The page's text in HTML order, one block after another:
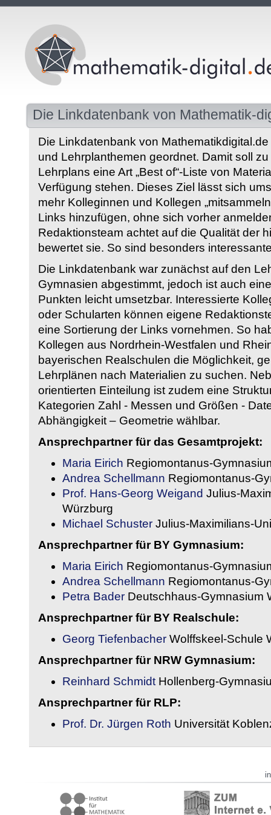
Die Linkdatenbank von Mathematik-
Die Linkdatenbank von
und Lehrplanthemen geordnet. Damit soll
Lehrplans eine Art „Best of“-Liste von
Verfügung stehen. Dieses Ziel lässt sich
mehr Kolleginnen und Kollegen
Links hinzufügen, ohne sich vorher
Redaktionsteam achtet auf die Qualität der
bewertet sie. So sind besonders
Die Linkdatenbank war zunächst auf den
Gymnasien abgestimmt, jedoch ist auch
Punkten leicht umsetzbar. Interessierte
oder Schularten können eigene
eine Sortierung der Links vornehmen. So
Kollegen aus Nordrhein-Westfalen und
bayerischen Realschulen die Möglichkeit,
Lehrplänen nach Materialien zu suchen.
orientierten Einteilung ist zudem eine
Kategorien Zahl - Messen und Größen -
Abhängigkeit – Geometrie wählbar.
Ansprechpartner für das Gesamtprojekt:
Maria Eirich Regiomontanus-
Andrea Schellmann Regiomontanus-
Prof. Hans-Georg Weigand Julius-
Würzburg
Michael Schuster Julius-Maximilians-
Ansprechpartner für BY Gymnasium:
Maria Eirich Regiomontanus-
Andrea Schellmann Regiomontanus-
Petra Bader Deutschhaus-Gymnasium
Ansprechpartner für BY Realschule:
Georg Tiefenbacher Wolffskeel-Schule
Ansprechpartner für NRW Gymnasium:
Reinhard Schmidt Hollenberg-
Ansprechpartner für RLP:
Prof. Dr. Jürgen Roth Universität